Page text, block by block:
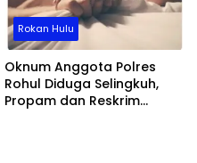
Rokan Hulu
Oknum Anggota Polres
Rohul Diduga Selingkuh,
Propam dan Reskrim